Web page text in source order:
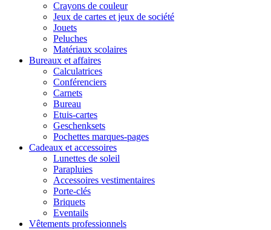
Crayons de couleur
Jeux de cartes et jeux de société
Jouets
Peluches
Matériaux scolaires
Bureaux et affaires
Calculatrices
Conférenciers
Carnets
Bureau
Etuis-cartes
Geschenksets
Pochettes marques-pages
Cadeaux et accessoires
Lunettes de soleil
Parapluies
Accessoires vestimentaires
Porte-clés
Briquets
Eventails
Vêtements professionnels